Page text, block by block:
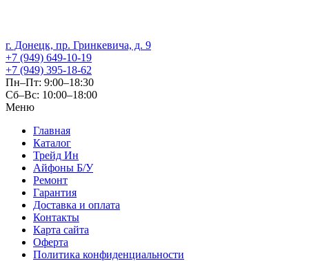
г. Донецк, пр. Гринкевича, д. 9
+7 (949) 649-10-19
+7 (949) 395-18-62
Пн–Пт: 9:00–18:30
Сб–Вс: 10:00–18:00
Меню
Главная
Каталог
Трейд Ин
Айфоны Б/У
Ремонт
Гарантия
Доставка и оплата
Контакты
Карта сайта
Оферта
Политика конфиденциальности